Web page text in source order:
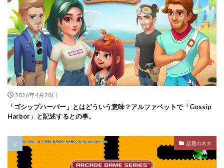
2026年4月28日
「ゴシップハーバー」とはどういう意味？アルファベットで「Gossip
Harbor」と記述するとの事。
話題のネタ